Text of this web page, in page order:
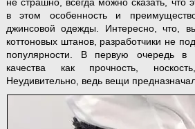
не страшно, всегда можно сказать, что
в этом особенность и
джинсовой одежды. Интересно, что,
коттоновых штанов, разработчики не
популярности. В первую очередь в
качества как прочность,
Неудивительно, ведь вещи